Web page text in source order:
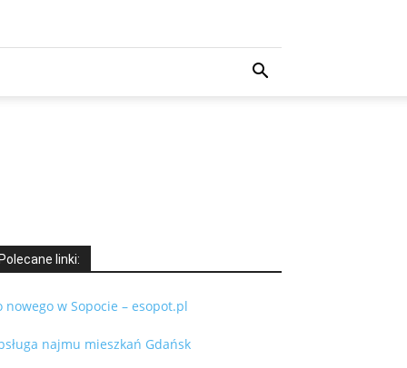
linki:
nowego w Sopocie – esopot.pl
najmu mieszkań Gdańsk